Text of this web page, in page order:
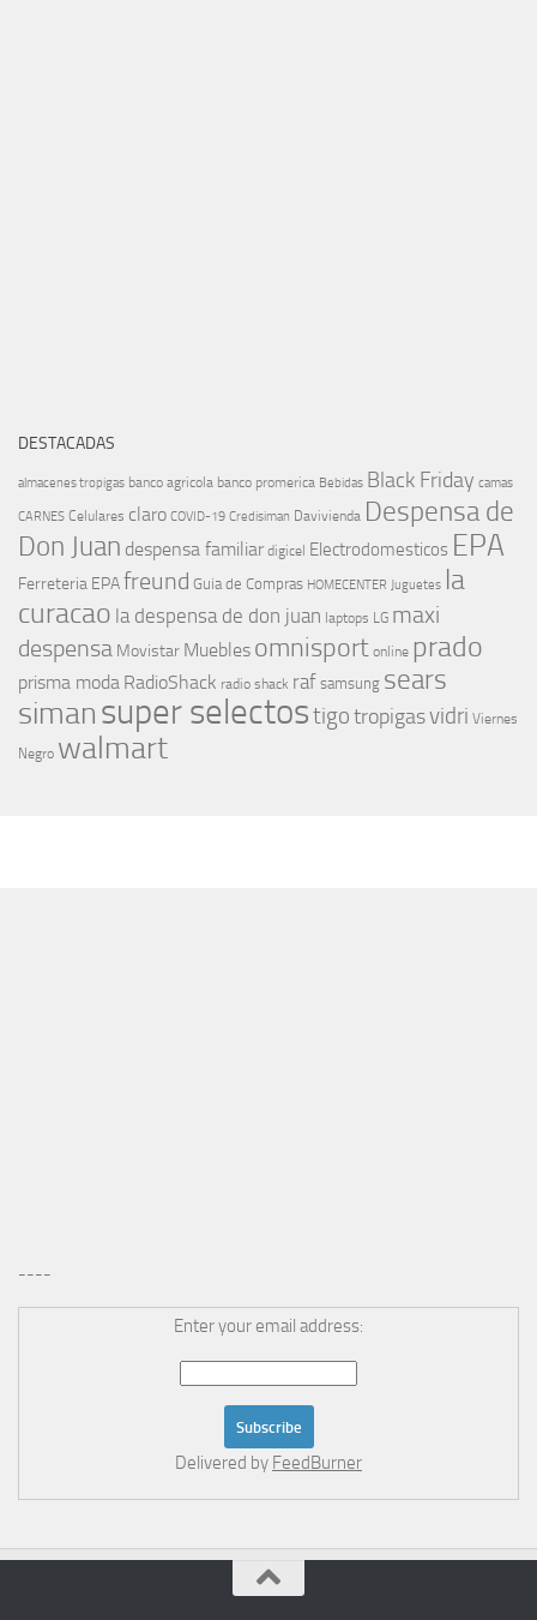
DESTACADAS
almacenes tropigas banco agricola banco promerica Bebidas Black Friday camas
CARNES Celulares claro COVID-19 Credisiman Davivienda Despensa de
Don Juan despensa familiar digicel Electrodomesticos EPA
Ferreteria EPAfreund Guia de Compras HOMECENTER Juguetes la
curacao la despensa de don juan laptops LG maxi
despensa Movistar Muebles omnisport online prado
prisma moda RadioShack radio shack raf samsung sears
simansuper selectostigotropigasvidri Viernes
Negro walmart
----
Enter your email address:
Delivered by FeedBurner